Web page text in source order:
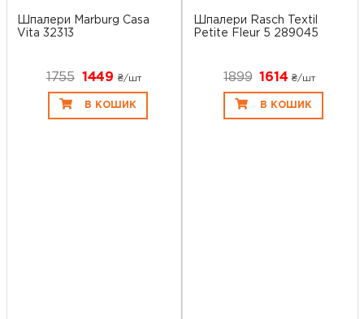
Шпалери Marburg Casa
Vita 32313
1755 1449 ₴/шт
В КОШИК
Шпалери Rasch Textil
Petite Fleur 5 289045
1899 1614₴/шт
В КОШИК